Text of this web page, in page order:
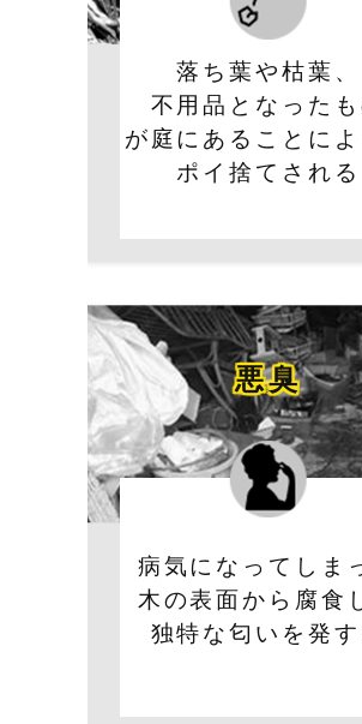
落ち葉や枯葉、
不用品となった
が庭にあることによ
ポイ捨てされる
悪臭
病気になってしま
木の表面から腐食
独特な匂いを発す